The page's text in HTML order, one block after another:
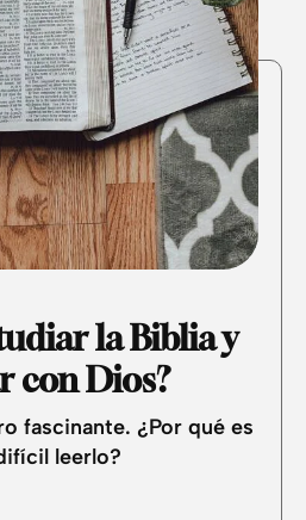
la Biblia y
con Dios?
fascinante. ¿Por qué es
leerlo?